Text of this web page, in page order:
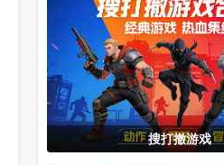
暴揍小精灵免
费版
龙兽争霸2合
体战争
游轮大厨国际
Akinator神灯
猜人名网络天
搜打撤游戏